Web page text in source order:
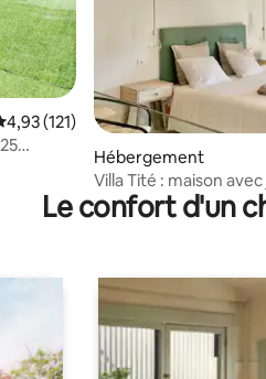
moyenne sur la base de
4,93 (121)
Hébergement
Villa Tité : maison
Le confort d'un